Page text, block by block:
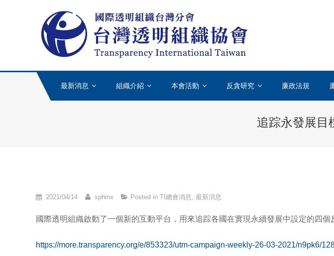
台灣透明組織
國際上唯一專門致力
最新消息 組織介紹 本會活動 反貪研究 廉政法規
追踪永發展目
2021/04/14 sphinx Posted in TI總會消息, 最新消息
國際透明組織啟動了一個新的互動平台，用來追踪各國在實現永續發展中設定的四個
https://more.transparency.org/e/853323/utm-campaign-weekly-26-03-2021/n9pk6/